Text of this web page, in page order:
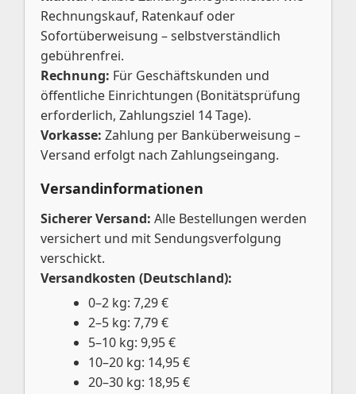
Rechnungskauf, Ratenkauf oder
Sofortüberweisung – selbstverständlich
gebührenfrei.
Rechnung: Für Geschäftskunden und
öffentliche Einrichtungen (Bonitätsprüfung
erforderlich, Zahlungsziel 14 Tage).
Vorkasse: Zahlung per Banküberweisung –
Versand erfolgt nach Zahlungseingang.
Versandinformationen
Sicherer Versand: Alle Bestellungen werden
versichert und mit Sendungsverfolgung
verschickt.
Versandkosten (Deutschland):
0–2 kg: 7,29 €
2–5 kg: 7,79 €
5–10 kg: 9,95 €
10–20 kg: 14,95 €
20–30 kg: 18,95 €